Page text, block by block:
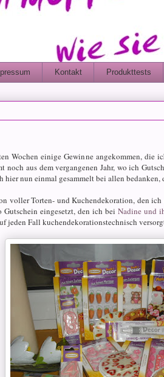
Kontakt Produkttests
Wochen einige Gewinne angekommen, die
noch aus dem vergangenen Jahr, wo ich
hier nun einmal gesammelt bei allen
voller Torten- und Kuchendekoration, den ich
Gutschein eingesetzt, den ich bei Nadine und
jeden Fall kuchendekorationstechnisch